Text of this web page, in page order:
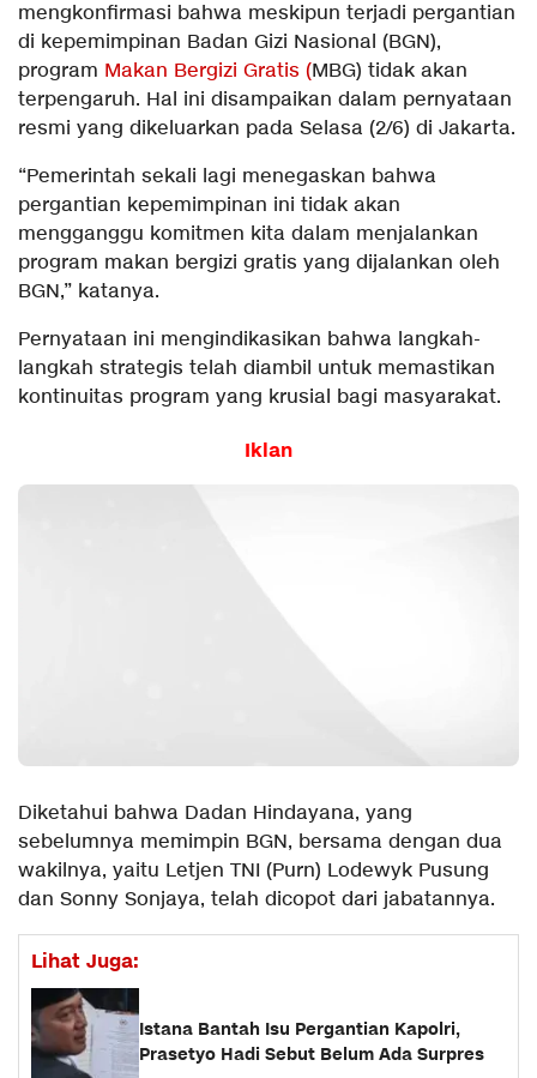
mengkonfirmasi bahwa meskipun terjadi pergantian
di kepemimpinan Badan Gizi Nasional (BGN),
program Makan Bergizi Gratis (MBG) tidak akan
terpengaruh. Hal ini disampaikan dalam pernyataan
resmi yang dikeluarkan pada Selasa (2/6) di Jakarta.
“Pemerintah sekali lagi menegaskan bahwa
pergantian kepemimpinan ini tidak akan
mengganggu komitmen kita dalam menjalankan
program makan bergizi gratis yang dijalankan oleh
BGN,” katanya.
Pernyataan ini mengindikasikan bahwa langkah-
langkah strategis telah diambil untuk memastikan
kontinuitas program yang krusial bagi masyarakat.
Iklan
Diketahui bahwa Dadan Hindayana, yang
sebelumnya memimpin BGN, bersama dengan dua
wakilnya, yaitu Letjen TNI (Purn) Lodewyk Pusung
dan Sonny Sonjaya, telah dicopot dari jabatannya.
Lihat Juga:
Istana Bantah Isu Pergantian Kapolri,
Prasetyo Hadi Sebut Belum Ada Surpres